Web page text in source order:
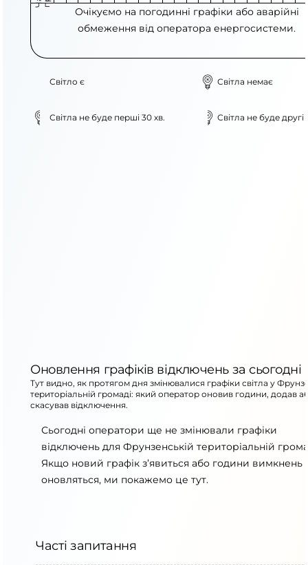
Очікуємо на погодинні графіки або аварійні
обмеження від оператора енергосистеми.
Світло є Світла немає
Світла не буде перші 30 хв. Світла не буде другі
Оновлення графіків відключень за сьогодні
Тут видно, як протягом дня змінювалися графіки світла у
територіальній громаді: який оператор оновив години, додав
скасував відключення.
Сьогодні оператори ще не змінювали графіки
відключень для Фрунзенській територіальній
Якщо новий графік з’явиться або години вимкнень
оновляться, ми покажемо це тут.
Часті запитання